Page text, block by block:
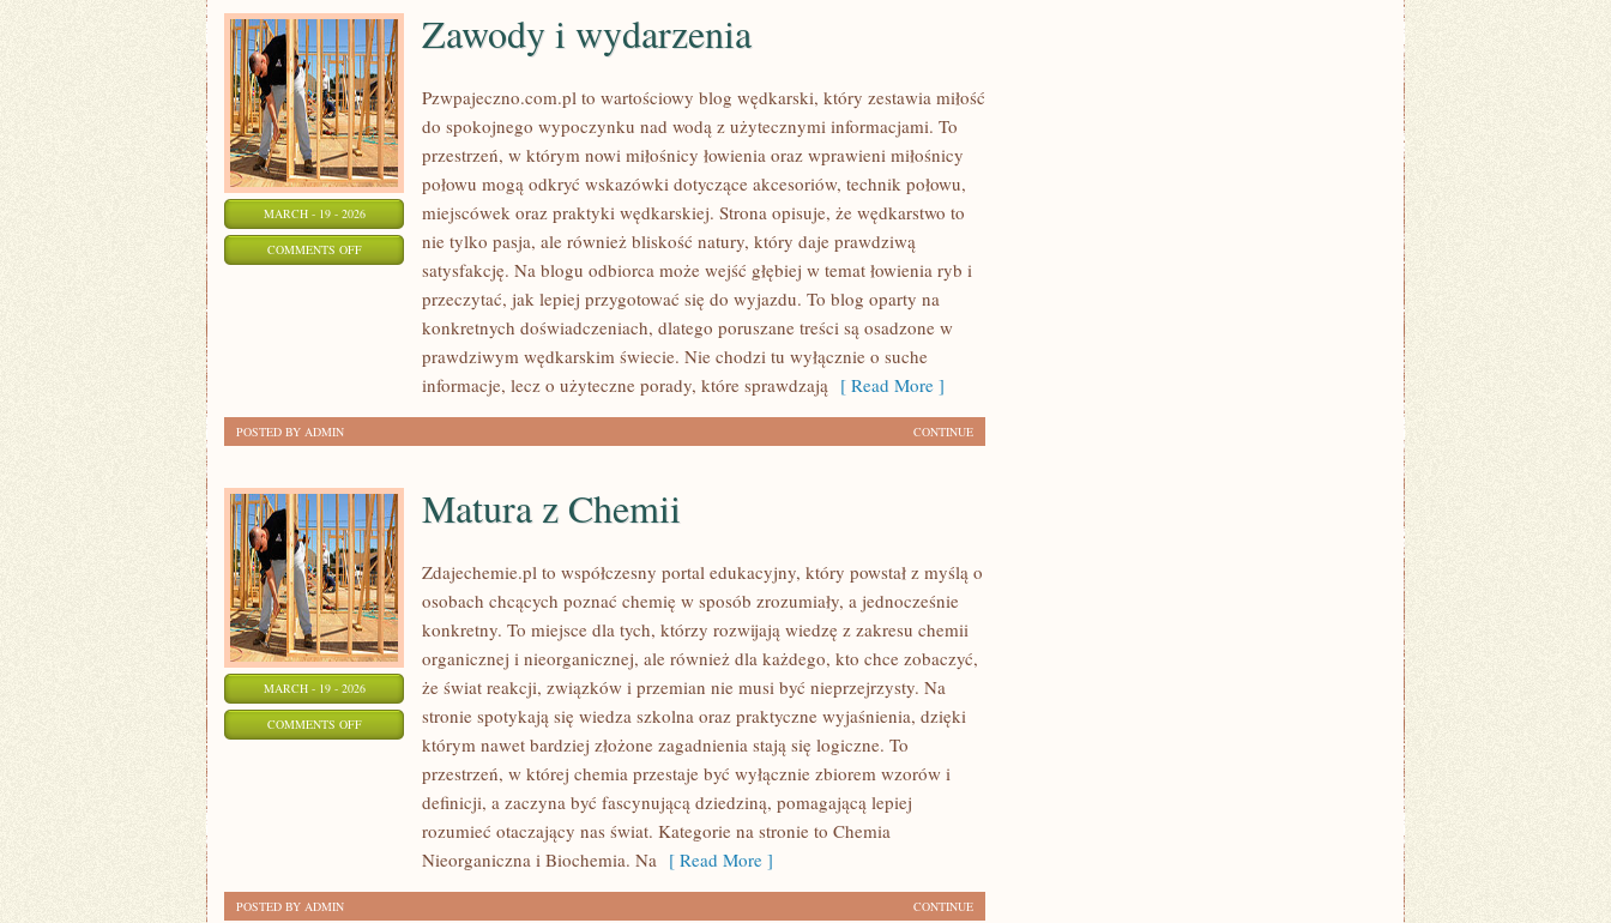
MARCH - 19 - 2026
COMMENTS OFFON
WYDARZENIA
Zawody i wydarzenia
Pzwpajeczno.com.pl to wartościowy blog wędkarski, który zestawia miłość
do spokojnego wypoczynku nad wodą z użytecznymi informacjami. To
przestrzeń, w którym nowi miłośnicy łowienia oraz wprawieni miłośnicy
połowu mogą odkryć wskazówki dotyczące akcesoriów, technik połowu,
miejscówek oraz praktyki wędkarskiej. Strona opisuje, że wędkarstwo to
nie tylko pasja, ale również bliskość natury, który daje prawdziwą
satysfakcję. Na blogu odbiorca może wejść głębiej w temat łowienia ryb i
przeczytać, jak lepiej przygotować się do wyjazdu. To blog oparty na
konkretnych doświadczeniach, dlatego poruszane treści są osadzone w
prawdziwym wędkarskim świecie. Nie chodzi tu wyłącznie o suche
informacje, lecz o użyteczne porady, które sprawdzają [ Read More ]
CONTINUE
POSTED BY ADMIN
MARCH - 19 - 2026
COMMENTS OFFON
Matura z Chemii
Zdajechemie.pl to współczesny portal edukacyjny, który powstał z myślą o
osobach chcących poznać chemię w sposób zrozumiały, a jednocześnie
konkretny. To miejsce dla tych, którzy rozwijają wiedzę z zakresu chemii
organicznej i nieorganicznej, ale również dla każdego, kto chce zobaczyć,
że świat reakcji, związków i przemian nie musi być nieprzejrzysty. Na
stronie spotykają się wiedza szkolna oraz praktyczne wyjaśnienia, dzięki
którym nawet bardziej złożone zagadnienia stają się logiczne. To
przestrzeń, w której chemia przestaje być wyłącznie zbiorem wzorów i
definicji, a zaczyna być fascynującą dziedziną, pomagającą lepiej
rozumieć otaczający nas świat. Kategorie na stronie to Chemia
Nieorganiczna i Biochemia. Na [ Read More ]
CONTINUE
POSTED BY ADMIN